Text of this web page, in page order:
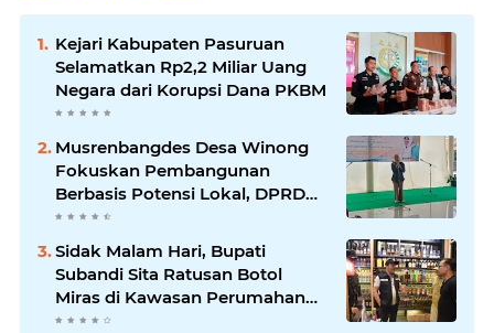
Kejari Kabupaten Pasuruan
Selamatkan Rp2,2 Miliar Uang
Negara dari Korupsi Dana PKBM
Musrenbangdes Desa Winong
Fokuskan Pembangunan
Berbasis Potensi Lokal, DPRD
Optimistis Meski Dihantam
Efisiensi Anggaran
Sidak Malam Hari, Bupati
Subandi Sita Ratusan Botol
Miras di Kawasan Perumahan
Sidoarjo